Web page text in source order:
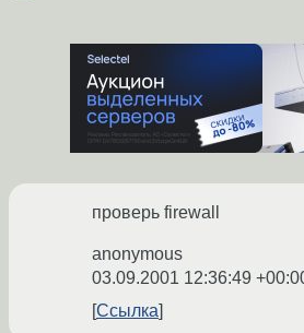
проверь firewall
anonymous
03.09.2001 12:36:49
Ссылка